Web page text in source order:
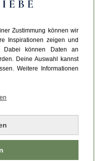
Zustimmung können wir
Inspirationen zeigen und
Dabei können Daten an
Deine Auswahl kannst
Weitere Informationen
aufgetreten.
neu.